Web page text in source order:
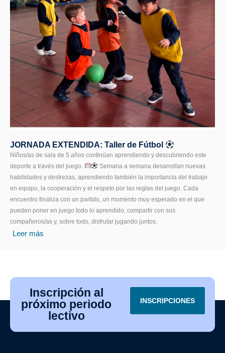
JORNADA EXTENDIDA: Taller de Fútbol
Niños/as de sala de 5 años continúan aprendiendo y descubriendo este
deporte a través del juego.
Semana a semana desarrollan nuevas
habilidades y destrezas, aprendiendo también la importancia del trabajo
en equipo, la cooperación y el respeto por las reglas del juego. Cada
encuentro finaliza con un partido, un momento muy esperado en el que
pueden poner en juego todo lo aprendido, compartir con sus
compañeros/as y, sobre todo, disfrutar jugando juntos.
Leer más
Inscripción al
próximo periodo
lectivo
INSCRIPCIONES